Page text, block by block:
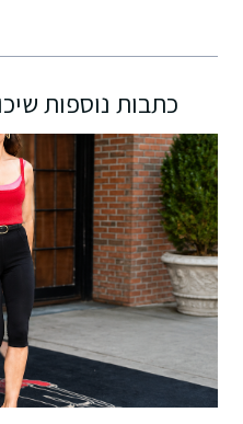
כתבות נוספות